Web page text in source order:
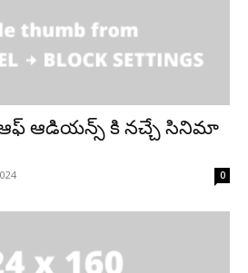
ఆఫ్ ఆడియన్స్ కి నచ్చే సినిమా
0